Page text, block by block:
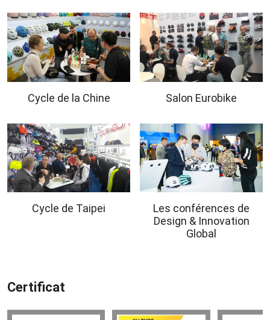
Cycle de la Chine Salon Eurobike
Cycle de Taipei
Les conférences de
Design & Innovation
Global
Certificat